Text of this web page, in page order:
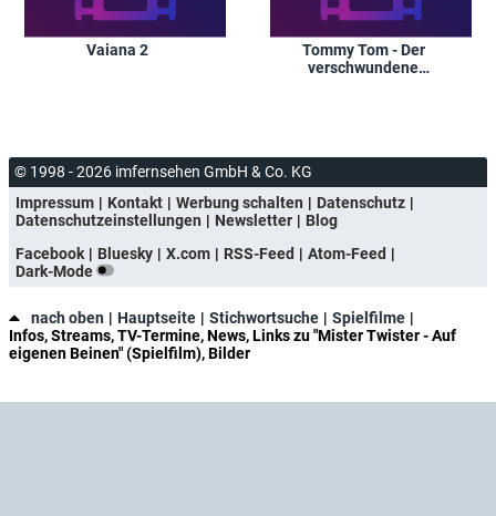
Vaiana 2
Tommy Tom - Der
verschwundene
© 1998 - 2026 imfernsehen GmbH & Co. KG
Impressum
Kontakt Werbung schalten
Datenschutz
Datenschutzeinstellungen
Newsletter
Blog
Facebook
Bluesky X.com RSS-Feed
Atom-Feed
Dark-Mode
nach oben Hauptseite Stichwortsuche
Spielfilme
Infos, Streams, TV-Termine, News, Links zu "Mister Twister - Auf
eigenen Beinen" (Spielfilm), Bilder